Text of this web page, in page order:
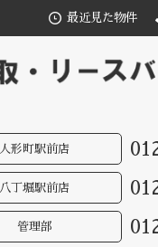
最近見た物件
人形町駅前店
八丁堀駅前店
管理部